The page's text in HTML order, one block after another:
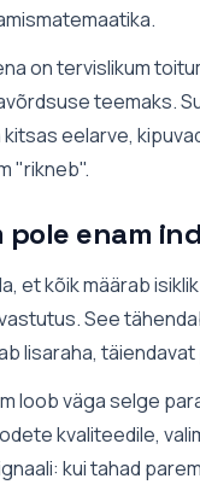
on tervislikum
teemaks.
eelarve,
"rikneb".
pole enam
et kõik määrab
See
lisaraha,
loob väga selge
kvaliteedile,
kui tahad